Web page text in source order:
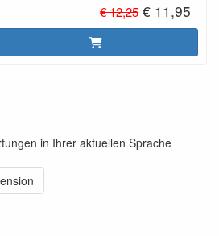
€ 12,25€ 11,95
in Ihrer aktuellen Sprache